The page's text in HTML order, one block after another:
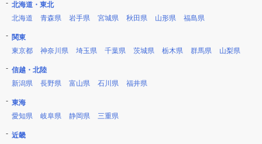
北海道・東北
北海道
青森県 岩手県 宮城県 秋田県 山形県 福島県
関東
東京都
神奈川県 埼玉県 千葉県 茨城県 栃木県 群馬県 山梨県
信越・北陸
新潟県
長野県 富山県 石川県 福井県
東海
愛知県
岐阜県 静岡県 三重県
近畿